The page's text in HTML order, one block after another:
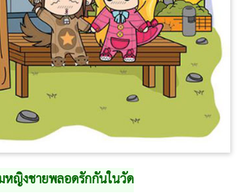
หญิงชายพลอดรักกันในวัด